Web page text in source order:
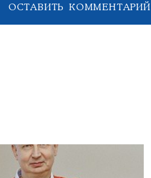
ОСТАВИТЬ КОММЕНТАРИЙ